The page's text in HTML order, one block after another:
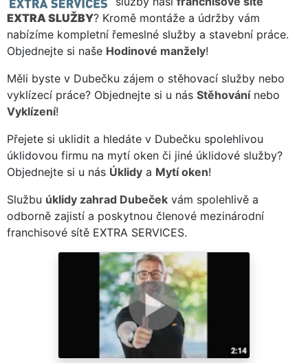
EXTRA SLUŽBY? Kromě montáže a údržby vám
nabízíme kompletní řemeslné služby a stavební práce.
Objednejte si naše Hodinové manžely!
Měli byste v Dubečku zájem o stěhovací služby nebo
vyklízecí práce? Objednejte si u nás Stěhovánínebo
Vyklízení!
Přejete si uklidit a hledáte v Dubečku spolehlivou
úklidovou firmu na mytí oken či jiné úklidové služby?
Objednejte si u nás Úklidy a Mytí oken!
Službu úklidy zahrad Dubeček vám spolehlivě a
odborně zajistí a poskytnou členové mezinárodní
franchisové sítě EXTRA SERVICES.